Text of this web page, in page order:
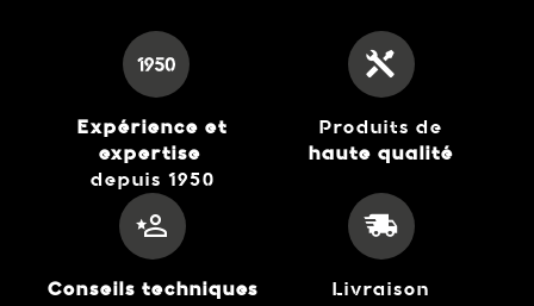
Chèque Cadeau
Voir le détail
Expérience et
expertise
depuis 1950
Produits de
haute qualité
Conseils techniques
Livraison